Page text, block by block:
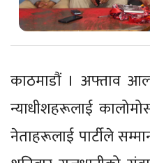
काठमाडौं । अफ्ताव
न्याधीशहरूलाई
नेताहरूलाई पार्टीले